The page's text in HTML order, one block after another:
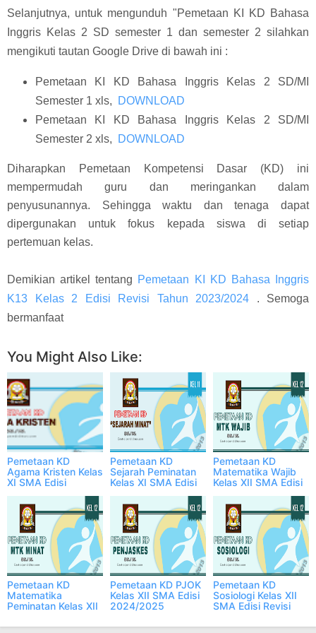
Selanjutnya, untuk mengunduh "Pemetaan KI KD Bahasa
Inggris Kelas 2 SD semester 1 dan semester 2 silahkan
mengikuti tautan Google Drive di bawah ini :
Pemetaan KI KD Bahasa Inggris Kelas 2 SD/MI
Semester 1 xls,
DOWNLOAD
Pemetaan KI KD Bahasa Inggris Kelas 2 SD/MI
Semester 2 xls,
DOWNLOAD
Diharapkan Pemetaan Kompetensi Dasar (KD) ini
mempermudah guru dan meringankan dalam
penyusunannya. Sehingga waktu dan tenaga dapat
dipergunakan untuk fokus kepada siswa di setiap
pertemuan kelas.
Demikian artikel tentang Pemetaan KI KD Bahasa Inggris
K13 Kelas 2 Edisi Revisi Tahun 2023/2024 . Semoga
bermanfaat
You Might Also Like:
Pemetaan KD
Agama Kristen Kelas
XI SMA Edisi
Pemetaan KD
Sejarah Peminatan
Kelas XI SMA Edisi
Pemetaan KD
Matematika Wajib
Kelas XII SMA Edisi
2024/2025
Pemetaan KD
Matematika
Peminatan Kelas XII
2024/2025
Pemetaan KD PJOK
Kelas XII SMA Edisi
2024/2025
Pemetaan KD
Sosiologi Kelas XII
SMA Edisi Revisi